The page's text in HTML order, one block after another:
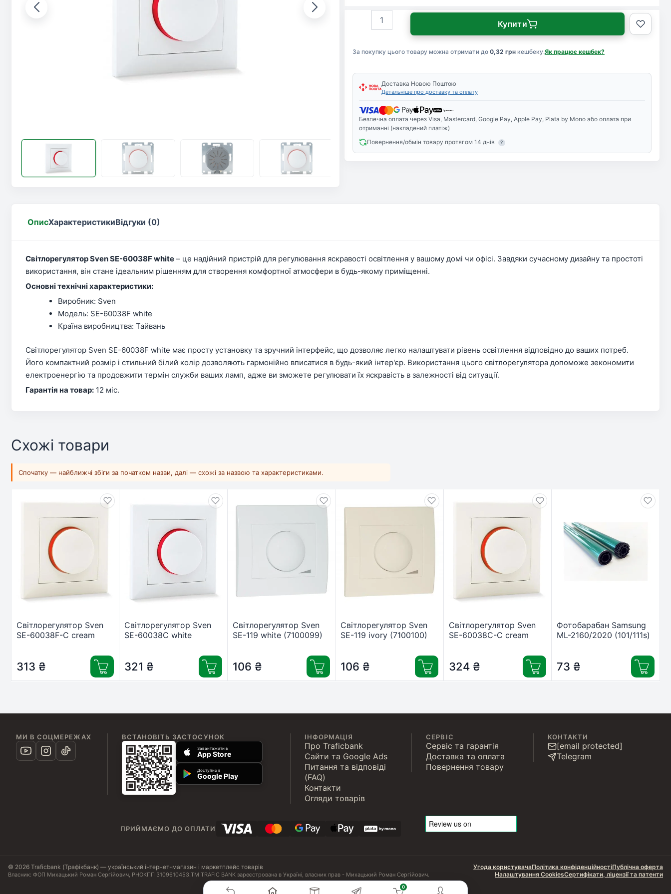
За покупку цього товару можна отримати до 0,32 грнкешбеку.Як працює кешбек?
white
кількість
Купити
Доставка Новою Поштою
Детальніше про доставку та оплату
Безпечна оплата через Visa, Mastercard, Google Pay, Apple Pay, Plata by Mono або оплата при
отриманні (накладений платіж)
Повернення/обмін товару протягом 14 днів
?
ОписХарактеристикиВідгуки (0)
Світлорегулятор Sven SE-60038F white – це надійний пристрій для регулювання яскравості освітлення у вашому домі чи офісі. Завдяки сучасному дизайну та простоті
використання, він стане ідеальним рішенням для створення комфортної атмосфери в будь-якому приміщенні.
Основні технічні характеристики:
Виробник: Sven
Модель: SE-60038F white
Країна виробництва: Тайвань
Світлорегулятор Sven SE-60038F white має просту установку та зручний інтерфейс, що дозволяє легко налаштувати рівень освітлення відповідно до ваших потреб.
Його компактний розмір і стильний білий колір дозволяють гармонійно вписатися в будь-який інтер'єр. Використання цього світлорегулятора допоможе зекономити
електроенергію та продовжити термін служби ваших ламп, адже ви зможете регулювати їх яскравість в залежності від ситуації.
Гарантія на товар: 12 міс.
Схожі товари
Спочатку — найближчі збіги за початком назви, далі — схожі за назвою та характеристиками.
Світлорегулятор Sven
SE-60038F-C cream
313 ₴
Світлорегулятор Sven
SE-60038C white
321 ₴
Світлорегулятор Sven
SE-119 white (7100099)
106 ₴
Світлорегулятор Sven
SE-119 ivory (7100100)
106 ₴
Світлорегулятор Sven
SE-60038C-C cream
324 ₴
Фотобарабан Samsung
ML-2160/2020 (101/111s)
(70264022)
73 ₴
МИ В СОЦМЕРЕЖАХ ВСТАНОВІТЬ ЗАСТОСУНОК
Завантажити в
App Store
Доступно в
Google Play
ІНФОРМАЦІЯ
Про Traficbank
Сайти та Google Ads
Питання та відповіді
(FAQ)
Контакти
Огляди товарів
СЕРВІС
Сервіс та гарантія
Доставка та оплата
Повернення товару
КОНТАКТИ
[email protected]
Telegram
ПРИЙМАЄМО ДО ОПЛАТИ
© 2026 Traficbank (Трафікбанк) — український інтернет-магазин і маркетплейс товарів
Власник: ФОП Михацький Роман Сергійович, РНОКПП 3109610453.ТМ TRAFIC BANK зареєстрована в Україні, власник прав - Михацький Роман Сергійович.
Угода користувачаПолітика конфіденційностіПублічна оферта
Налаштування CookiesСертифікати, ліцензії та патенти